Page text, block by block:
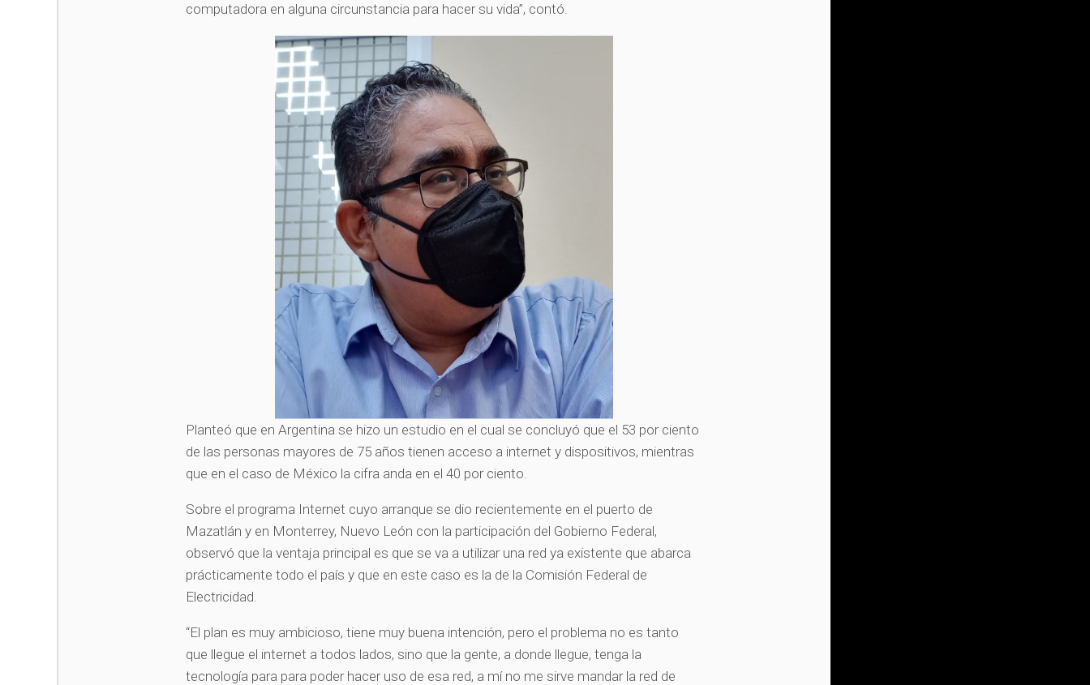
computadora en alguna circunstancia para hacer su vida”, contó.
Planteó que en Argentina se hizo un estudio en el cual se concluyó que el 53 por ciento
de las personas mayores de 75 años tienen acceso a internet y dispositivos, mientras
que en el caso de México la cifra anda en el 40 por ciento.
Sobre el programa Internet cuyo arranque se dio recientemente en el puerto de
Mazatlán y en Monterrey, Nuevo León con la participación del Gobierno Federal,
observó que la ventaja principal es que se va a utilizar una red ya existente que abarca
prácticamente todo el país y que en este caso es la de la Comisión Federal de
Electricidad.
“El plan es muy ambicioso, tiene muy buena intención, pero el problema no es tanto
que llegue el internet a todos lados, sino que la gente, a donde llegue, tenga la
tecnología para para poder hacer uso de esa red, a mí no me sirve mandar la red de